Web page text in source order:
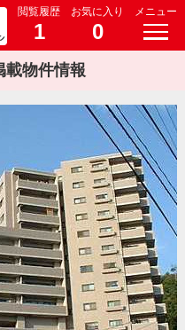
閲覧履歴
1
お気に入り
0
メニュー
載物件情報